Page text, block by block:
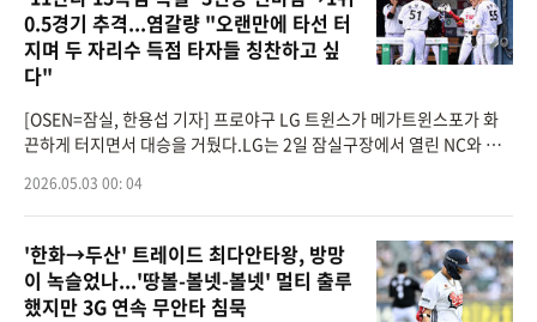
0.5경기 추격...염갈량 "오랜만에 타선 터
지며 두 자리수 득점 타자들 칭찬하고 싶
다"
[OSEN=잠실, 한용섭 기자] 프로야구 LG 트윈스가 메가트윈스포가 화
끈하게 터지면서 대승을 거뒀다.LG는 2일 잠실구장에서 열린 NC와 경
어갔다. LG는 이날 승리로 1
2026.05.03 00: 04
'한화→두산' 트레이드 최다안타왕, 방망
이 녹슬었나...'땅볼-볼넷-볼넷' 멀티 출루
했지만 3G 연속 무안타 침묵